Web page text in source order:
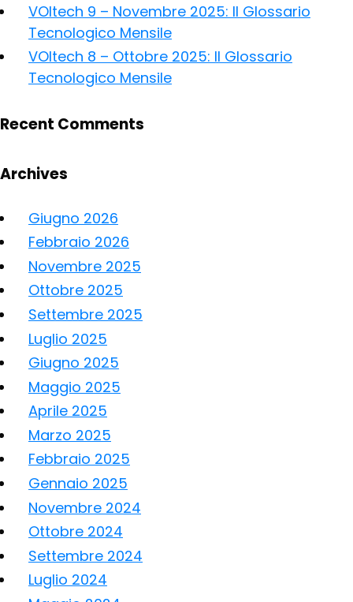
VOItech 9 – Novembre 2025: Il Glossario
Tecnologico Mensile
VOItech 8 – Ottobre 2025: Il Glossario
Tecnologico Mensile
Recent Comments
Archives
Giugno 2026
Febbraio 2026
Novembre 2025
Ottobre 2025
Settembre 2025
Luglio 2025
Giugno 2025
Maggio 2025
Aprile 2025
Marzo 2025
Febbraio 2025
Gennaio 2025
Novembre 2024
Ottobre 2024
Settembre 2024
Luglio 2024